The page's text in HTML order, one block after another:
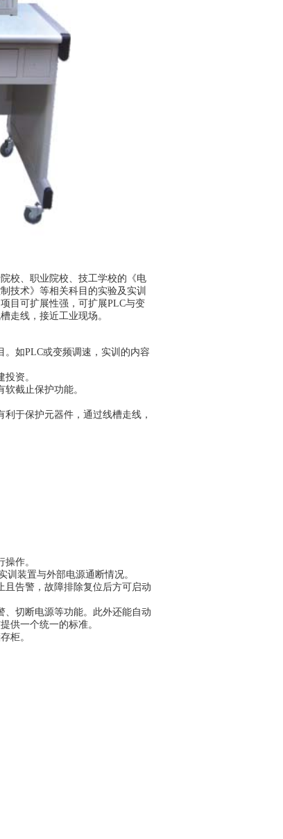
校、职业院校、技工学校的《电
技术》等相关科目的实验及实训
目可扩展性强，可扩展PLC与变
走线，接近工业现场。
如PLC或变频调速，实训的内容
资。
截止保护功能。
于保护元器件，通过线槽走线，
作。
装置与外部电源通断情况。
且告警，故障排除复位后方可启动
、切断电源等功能。此外还能自动
供一个统一的标准。
柜。